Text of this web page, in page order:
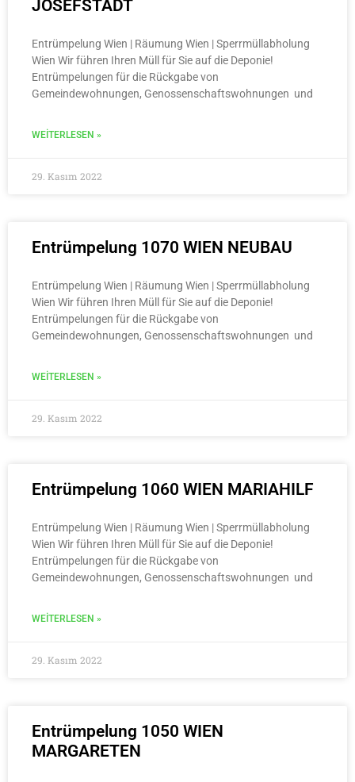
JOSEFSTADT
Entrümpelung Wien | Räumung Wien | Sperrmüllabholung
Wien Wir führen Ihren Müll für Sie auf die Deponie!
Entrümpelungen für die Rückgabe von
Gemeindewohnungen, Genossenschaftswohnungen und
WEITERLESEN »
29. Kasım 2022
Entrümpelung 1070 WIEN NEUBAU
Entrümpelung Wien | Räumung Wien | Sperrmüllabholung
Wien Wir führen Ihren Müll für Sie auf die Deponie!
Entrümpelungen für die Rückgabe von
Gemeindewohnungen, Genossenschaftswohnungen und
WEITERLESEN »
29. Kasım 2022
Entrümpelung 1060 WIEN MARIAHILF
Entrümpelung Wien | Räumung Wien | Sperrmüllabholung
Wien Wir führen Ihren Müll für Sie auf die Deponie!
Entrümpelungen für die Rückgabe von
Gemeindewohnungen, Genossenschaftswohnungen und
WEITERLESEN »
29. Kasım 2022
Entrümpelung 1050 WIEN
MARGARETEN